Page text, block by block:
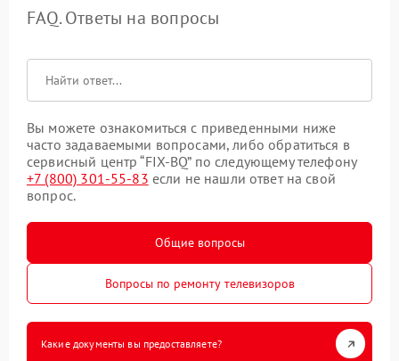
FAQ. Ответы на вопросы
Вы можете ознакомиться с приведенными ниже
часто задаваемыми вопросами, либо обратиться в
сервисный центр “FIX-BQ” по следующему телефону
+7 (800) 301-55-83 если не нашли ответ на свой
вопрос.
Общие вопросы
Вопросы по ремонту телевизоров
Какие документы вы предоставляете?